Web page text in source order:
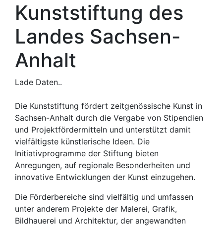
Kunststiftung des
Landes Sachsen-
Anhalt
Lade Daten..
Die Kunststiftung fördert zeitgenössische Kunst in
Sachsen-Anhalt durch die Vergabe von Stipendien
und Projektfördermitteln und unterstützt damit
vielfältigste künstlerische Ideen. Die
Initiativprogramme der Stiftung bieten
Anregungen, auf regionale Besonderheiten und
innovative Entwicklungen der Kunst einzugehen.
Die Förderbereiche sind vielfältig und umfassen
unter anderem Projekte der Malerei, Grafik,
Bildhauerei und Architektur, der angewandten